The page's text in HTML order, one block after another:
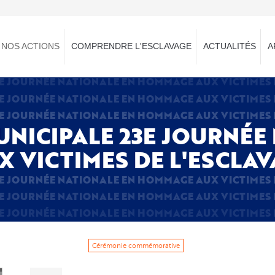
NOS ACTIONS COMPRENDRE L'ESCLAVAGE ACTUALITÉS
JOURNÉE NATIONALE EN HOMMAGE AUX VICTIMES
JOURNÉE NATIONALE EN HOMMAGE AUX VICTIMES
JOURNÉE NATIONALE EN HOMMAGE AUX VICTIMES
23E
VICTIMES DE
JOURNÉE NATIONALE EN HOMMAGE AUX VICTIMES
JOURNÉE NATIONALE EN HOMMAGE AUX VICTIMES
JOURNÉE NATIONALE EN HOMMAGE AUX VICTIMES
Cérémonie commémorative